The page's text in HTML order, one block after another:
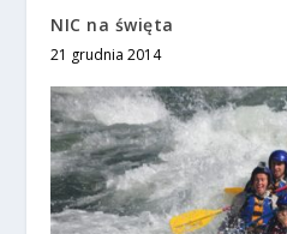
NIC na święta
21 grudnia 2014